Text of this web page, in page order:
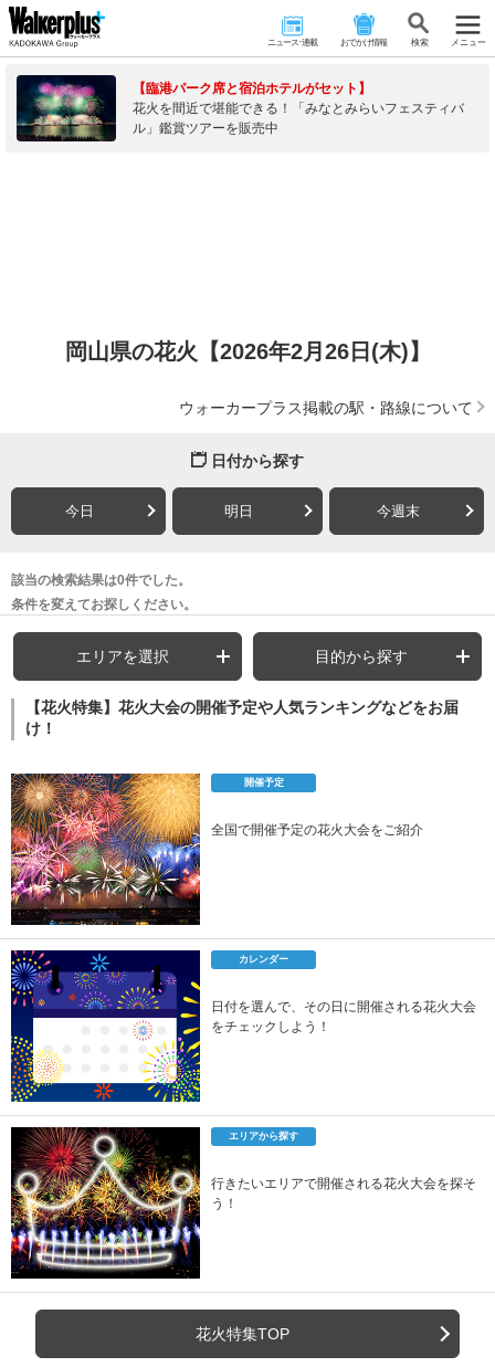
ニュース･連載 おでかけ情報 検 索 メニュー
【臨港パーク席と宿泊ホテルがセット】
花火を間近で堪能できる！「みなとみらいフェスティバ
ル」鑑賞ツアーを販売中
岡山県の花火【2026年2月26日(木)】
ウォーカープラス掲載の駅・路線について
日付から探す
今日 明日 今週末
該当の検索結果は0件でした。
条件を変えてお探しください。
エリアを選択 目的から探す
【花火特集】花火大会の開催予定や人気ランキングなどをお届
け！
開催予定
全国で開催予定の花火大会をご紹介
カレンダー
日付を選んで、その日に開催される花火大会
をチェックしよう！
エリアから探す
行きたいエリアで開催される花火大会を探そ
う！
花火特集TOP